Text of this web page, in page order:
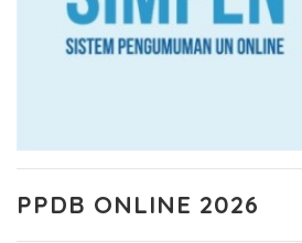
PPDB ONLINE 2026